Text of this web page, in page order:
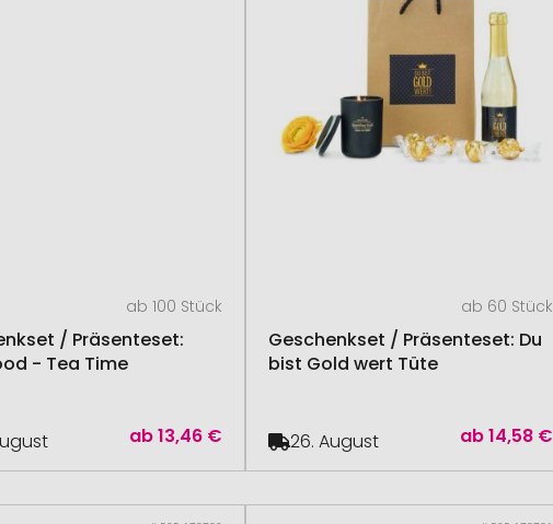
ab 100 Stück
/ Präsenteset:
- Tea Time
ab13,46 €
ab 60 Stück
Geschenkset / Präsenteset: Du
bist Gold wert Tüte
ab14,58 €
26. August